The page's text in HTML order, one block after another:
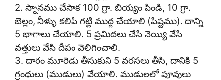
2. స్నానము చేసాక 100 గ్రా. బియ్యం పిండి, 10 గ్రా.
బెల్లం, నీళ్ళు కలిపి గట్టి ముద్ద చేయాలి (పిష్టము). దాన్ని
5 భాగాలు చేయాలి. 5 ప్రమిదలు చేసి నెయ్యి వేసి
వత్తులు వేసి దీపం వెలిగించాలి.
3. దారం మూరెడు తీసుకుని 5 వరసలు తీసి, దానికి 5
గ్రంధులు (ముడులు) వేయాలి. ముడులలో పూవులు